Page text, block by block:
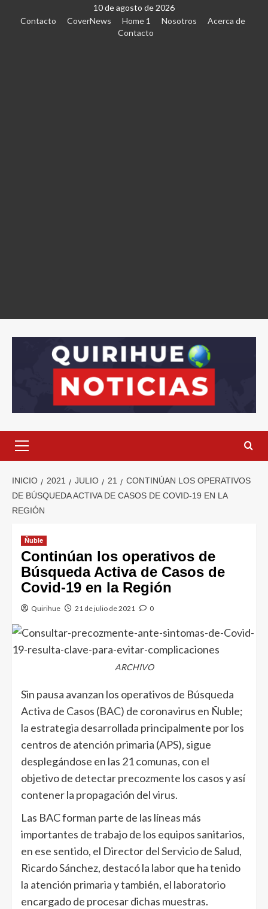
10 de agosto de 2026
Contacto
CoverNews Home 1 Nosotros
Acerca de
Contacto
INICIO 2021 JULIO 21
CONTINÚAN LOS OPERATIVOS
DE BÚSQUEDA ACTIVA DE CASOS DE COVID-19 EN LA
REGIÓN
Ñuble
Continúan los operativos de
Búsqueda Activa de Casos de
Covid-19 en la Región
Quirihue 21 de julio de 2021 0
ARCHIVO
Sin pausa avanzan los operativos de Búsqueda
Activa de Casos (BAC) de coronavirus en Ñuble;
la estrategia desarrollada principalmente por los
centros de atención primaria (APS), sigue
desplegándose en las 21 comunas, con el
objetivo de detectar precozmente los casos y así
contener la propagación del virus.
Las BAC forman parte de las líneas más
importantes de trabajo de los equipos sanitarios,
en ese sentido, el Director del Servicio de Salud,
Ricardo Sánchez, destacó la labor que ha tenido
la atención primaria y también, el laboratorio
encargado de procesar dichas muestras.